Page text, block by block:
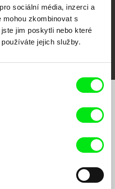
sociální média, inzerci a
mohou zkombinovat s
jim poskytli nebo které
jejich služby.
Visions du Réel